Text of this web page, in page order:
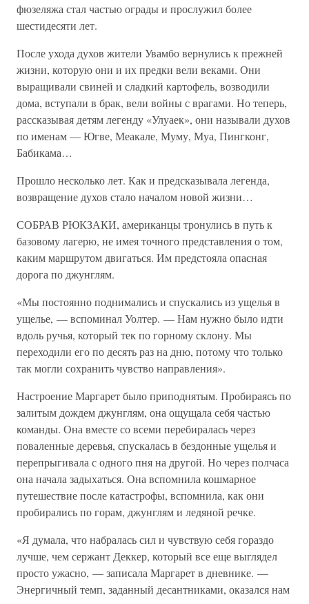
фюзеляжа стал частью ограды и прослужил более
шестидесяти лет.
После ухода духов жители Увамбо вернулись к прежней
жизни, которую они и их предки вели веками. Они
выращивали свиней и сладкий картофель, возводили
дома, вступали в брак, вели войны с врагами. Но теперь,
рассказывая детям легенду «Улуаек», они называли духов
по именам — Югве, Меакале, Муму, Муа, Пингконг,
Бабикама…
Прошло несколько лет. Как и предсказывала легенда,
возвращение духов стало началом новой жизни…
СОБРАВ РЮКЗАКИ, американцы тронулись в путь к
базовому лагерю, не имея точного представления о том,
каким маршрутом двигаться. Им предстояла опасная
дорога по джунглям.
«Мы постоянно поднимались и спускались из ущелья в
ущелье, — вспоминал Уолтер. — Нам нужно было идти
вдоль ручья, который тек по горному склону. Мы
переходили его по десять раз на дню, потому что только
так могли сохранить чувство направления».
Настроение Маргарет было приподнятым. Пробираясь по
залитым дождем джунглям, она ощущала себя частью
команды. Она вместе со всеми перебиралась через
поваленные деревья, спускалась в бездонные ущелья и
перепрыгивала с одного пня на другой. Но через полчаса
она начала задыхаться. Она вспомнила кошмарное
путешествие после катастрофы, вспомнила, как они
пробирались по горам, джунглям и ледяной речке.
«Я думала, что набралась сил и чувствую себя гораздо
лучше, чем сержант Деккер, который все еще выглядел
просто ужасно, — записала Маргарет в дневнике. —
Энергичный темп, заданный десантниками, оказался нам